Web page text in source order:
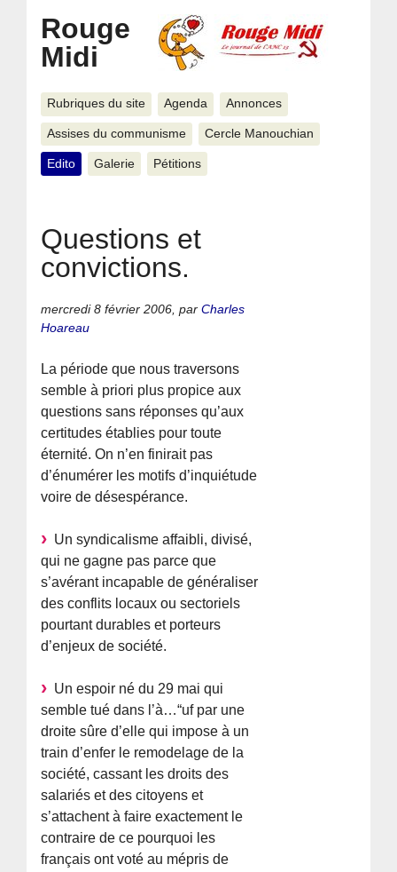
Rouge
Midi
Rubriques du site Agenda Annonces
Assises du communisme Cercle Manouchian
Edito Galerie Pétitions
Questions et
convictions.
mercredi 8 février 2006,parCharles
Hoareau
La période que nous traversons
semble à priori plus propice aux
questions sans réponses qu’aux
certitudes établies pour toute
éternité. On n’en finirait pas
d’énumérer les motifs d’inquiétude
voire de désespérance.
Un syndicalisme affaibli, divisé,
qui ne gagne pas parce que
s’avérant incapable de généraliser
des conflits locaux ou sectoriels
pourtant durables et porteurs
d’enjeux de société.
Un espoir né du 29 mai qui
semble tué dans l’à…“uf par une
droite sûre d’elle qui impose à un
train d’enfer le remodelage de la
société, cassant les droits des
salariés et des citoyens et
s’attachent à faire exactement le
contraire de ce pourquoi les
français ont voté au mépris de